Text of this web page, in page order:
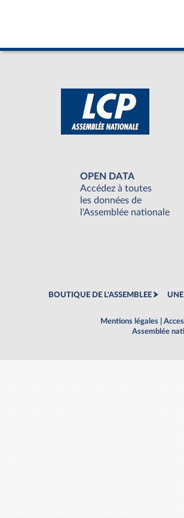
OPEN DATA
Accédez à toutes
les données de
l'Assemblée nationale
BOUTIQUE DE L'ASSEMBLEE UNE
Mentions légales
Assemblée